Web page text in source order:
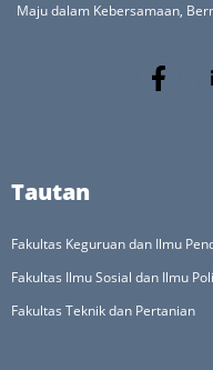
Maju dalam Kebersamaan,
Tautan
Fakultas Keguruan dan Ilmu
Fakultas Ilmu Sosial dan Ilmu
Fakultas Teknik dan Pertanian